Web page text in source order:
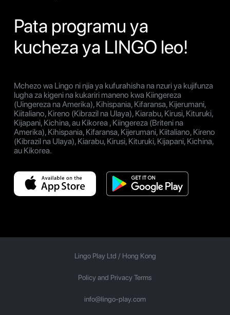
Pata programu ya
kucheza ya LINGO leo!
Mchezo wa Lingo ni njia ya kufurahisha na nzuri ya kujifunza
lugha za kigeni na kukariri maneno kwa Kiingereza
(Uingereza na Amerika), Kihispania, Kifaransa, Kijerumani,
Kiitaliano, Kireno (Kibrazil na Ulaya), Kiarabu, Kirusi, Kituruki,
Kijapani, Kichina, au Kikorea , Kiingereza (Briteni na
Amerika), Kihispania, Kifaransa, Kijerumani, Kiitaliano, Kireno
(Kibrazil na Ulaya), Kiarabu, Kirusi, Kituruki, Kijapani, Kichina,
au Kikorea.
Lingo Play Ltd / Hong Kong
Policy and Privacy Terms
info@lingo-play.com